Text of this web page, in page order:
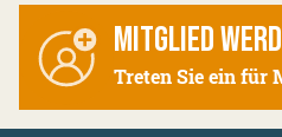
MITGLIED
Treten Sie ein für